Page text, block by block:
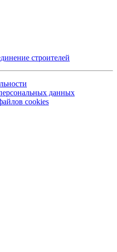
строителей
данных
cookies